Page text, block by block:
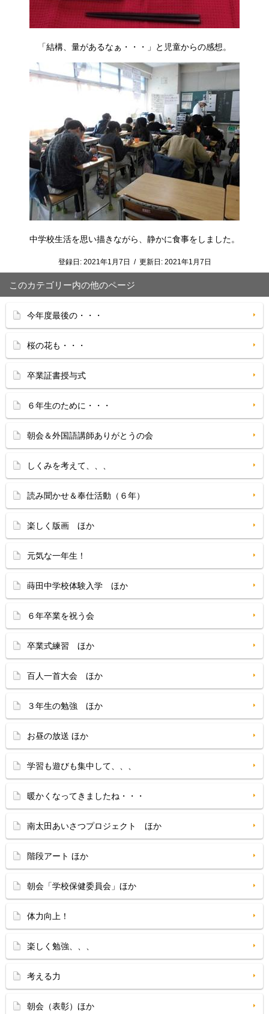
「結構、量があるなぁ・・・」と児童からの感想。
中学校生活を思い描きながら、静かに食事をしました。
登録日: 2021年1月7日 / 更新日: 2021年1月7日
このカテゴリー内の他のページ
今年度最後の・・・
桜の花も・・・
卒業証書授与式
６年生のために・・・
朝会＆外国語講師ありがとうの会
しくみを考えて、、、
読み聞かせ＆奉仕活動（６年）
楽しく版画 ほか
元気な一年生！
蒔田中学校体験入学 ほか
６年卒業を祝う会
卒業式練習 ほか
百人一首大会 ほか
３年生の勉強 ほか
お昼の放送 ほか
学習も遊びも集中して、、、
暖かくなってきましたね・・・
南太田あいさつプロジェクト ほか
階段アート ほか
朝会「学校保健委員会」ほか
体力向上！
楽しく勉強、、、
考える力
朝会（表彰）ほか